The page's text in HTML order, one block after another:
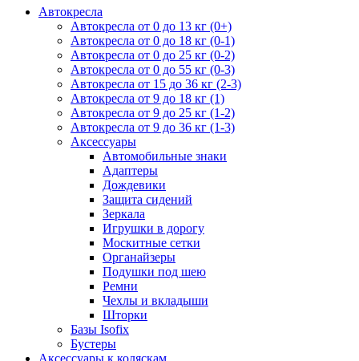
Автокресла
Автокресла от 0 до 13 кг (0+)
Автокресла от 0 до 18 кг (0-1)
Автокресла от 0 до 25 кг (0-2)
Автокресла от 0 до 55 кг (0-3)
Автокресла от 15 до 36 кг (2-3)
Автокресла от 9 до 18 кг (1)
Автокресла от 9 до 25 кг (1-2)
Автокресла от 9 до 36 кг (1-3)
Аксессуары
Автомобильные знаки
Адаптеры
Дождевики
Защита сидений
Зеркала
Игрушки в дорогу
Москитные сетки
Органайзеры
Подушки под шею
Ремни
Чехлы и вкладыши
Шторки
Базы Isofix
Бустеры
Аксессуары к коляскам